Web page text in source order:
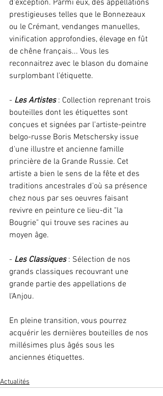
d'exception. Parmi eux, des appellations
prestigieuses telles que le Bonnezeaux
ou le Crémant, vendanges manuelles,
vinification approfondies, élevage en fût
de chêne français... Vous les
reconnaitrez avec le blason du domaine
surplombant l'étiquette.
- Les Artistes : Collection reprenant trois
bouteilles dont les étiquettes sont
conçues et signées par l'artiste-peintre
belgo-russe Boris Metschersky issue
d'une illustre et ancienne famille
princière de la Grande Russie. Cet
artiste a bien le sens de la fête et des
traditions ancestrales d'où sa présence
chez nous par ses oeuvres faisant
revivre en peinture ce lieu-dit "la
Bougrie" qui trouve ses racines au
moyen âge.
- Les Classiques : Sélection de nos
grands classiques recouvrant une
grande partie des appellations de
l'Anjou.
En pleine transition, vous pourrez
acquérir les dernières bouteilles de nos
millésimes plus âgés sous les
anciennes étiquettes.
Actualités